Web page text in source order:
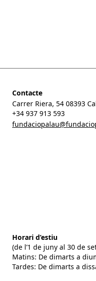
Contacte
Carrer Riera, 54 08393
+34 937 913 593
Horari d’estiu
(de l’1 de juny al 30 de
Matins: De dimarts a
Tardes: De dimarts a